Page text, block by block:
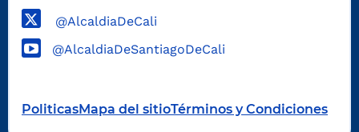
@AlcaldiaDeCali
@AlcaldiaDeSantiagoDeCali
PoliticasMapa del sitioTérminos y Condiciones